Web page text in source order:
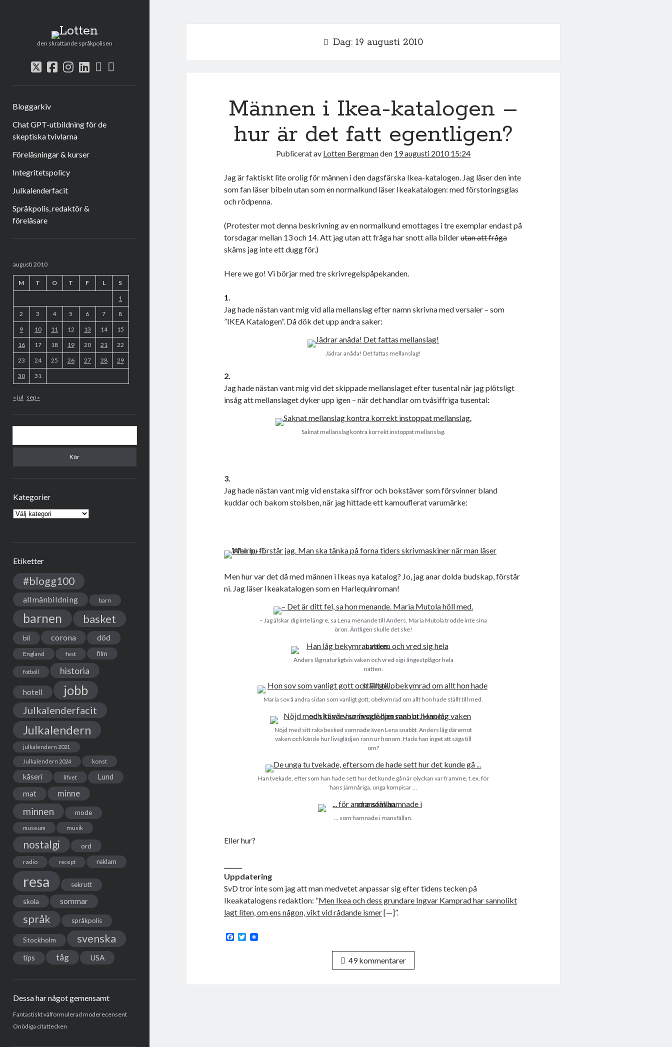
Lotten
den skrattande språkpolisen
twitter
facebook
instagram
linkedin
rss
Bloggarkiv
Chat GPT-utbildning för de
skeptiska tvivlarna
Föreläsningar & kurser
Integritetspolicy
Julkalenderfacit
Språkpolis, redaktör &
föreläsare
augusti 2010
M T O T F L S
1
2 3 4 5 6 7 8
9 10 11 12 13 14 15
16 17 18 19 20 21 22
23 24 25 26 27 28 29
30 31
« jul sep »
Kategorier
Kategorier
Etiketter
#blogg100
allmänbildning barn
barnen basket
bil corona död
England fest film
fotboll historia
hotell jobb
Julkalenderfacit
Julkalendern
julkalendern 2021
Julkalendern 2024 konst
kåseri lifvet Lund
mat minne
minnen mode
museum musik
nostalgi ord
radio recept reklam
resa sekrutt
skola sommar
språk språkpolis
Stockholm svenska
tips tåg USA
Dessa har något gemensamt
Fantastiskt välformulerad moderecensent
Onödiga citattecken
Dag: 19 augusti 2010
Männen i Ikea-katalogen –
hur är det fatt egentligen?
Publicerat av Lotten Bergmanden 19 augusti 2010 15:24
Jag är faktiskt lite orolig för männen i den dagsfärska Ikea-katalogen. Jag läser den inte
som fan läser bibeln utan som en normalkund läser Ikeakatalogen: med förstoringsglas
och rödpenna.
(Protester mot denna beskrivning av en normalkund emottages i tre exemplar endast på
torsdagar mellan 13 och 14. Att jag utan att fråga har snott alla bilderutan att fråga
skäms jag inte ett dugg för.)
Here we go! Vi börjar med tre skrivregelspåpekanden.
1.
Jag hade nästan vant mig vid alla mellanslag efter namn skrivna med versaler – som
”IKEA Katalogen”. Då dök det upp andra saker:
Jädrar anåda! Det fattas mellanslag!
2.
Jag hade nästan vant mig vid det skippade mellanslaget efter tusental när jag plötsligt
insåg att mellanslaget dyker upp igen – när det handlar om tvåsiffriga tusental:
Saknat mellanslag kontra korrekt instoppat mellanslag.
3.
Jag hade nästan vant mig vid enstaka siffror och bokstäver som försvinner bland
kuddar och bakom stolsben, när jag hittade ett kamouflerat varumärke:
Men hur var det då med männen i Ikeas nya katalog? Jo, jag anar dolda budskap, förstår
ni. Jag läser Ikeakatalogen som en Harlequinroman!
– Jag älskar dig inte längre, sa Lena menande till Anders. Maria Mutola trodde inte sina
öron. Äntligen skulle det ske!
Anders låg naturligtvis vaken och vred sig i ångestplågor hela
natten.
Maria sov å andra sidan som vanligt gott, obekymrad om allt hon hade ställt till med.
Nöjd med sitt raka besked somnade även Lena snabbt. Anders låg däremot
vaken och kände hur livsglädjen rann ur honom. Hade han inget att säga till
om?
Han tvekade, eftersom han hade sett hur det kunde gå när olyckan var framme, t.ex. för
hans jämnåriga, unga kompisar …
… som hamnade i mansfällan.
Eller hur?
Uppdatering
SvD tror inte som jag att man medvetet anpassar sig efter tidens tecken på
Ikeakatalogens redaktion: ”Men Ikea och dess grundare Ingvar Kamprad har sannolikt
lagt liten, om ens någon, vikt vid rådande ismer[—]”.
F
T
49 kommentarer